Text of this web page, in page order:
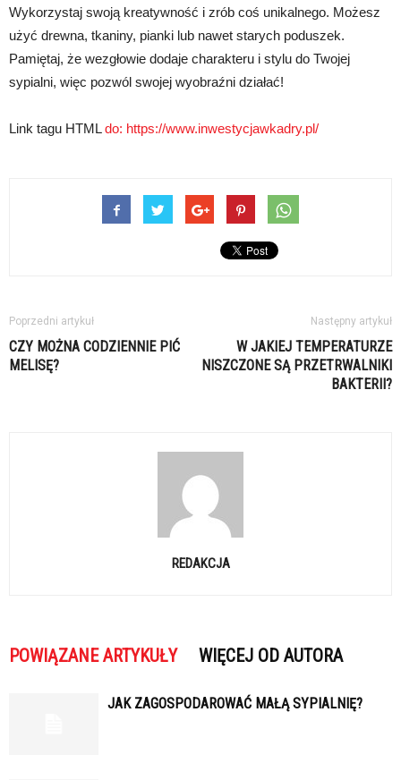
Wykorzystaj swoją kreatywność i zrób coś unikalnego. Możesz
użyć drewna, tkaniny, pianki lub nawet starych poduszek.
Pamiętaj, że wezgłowie dodaje charakteru i stylu do Twojej
sypialni, więc pozwól swojej wyobraźni działać!
Link tagu HTMLdo: https://www.inwestycjawkadry.pl/
Poprzedni artykuł
CZY MOŻNA CODZIENNIE PIĆ
MELISĘ?
Następny artykuł
W JAKIEJ TEMPERATURZE
NISZCZONE SĄ PRZETRWALNIKI
BAKTERII?
REDAKCJA
POWIĄZANE ARTYKUŁY WIĘCEJ OD AUTORA
JAK ZAGOSPODAROWAĆ MAŁĄ SYPIALNIĘ?